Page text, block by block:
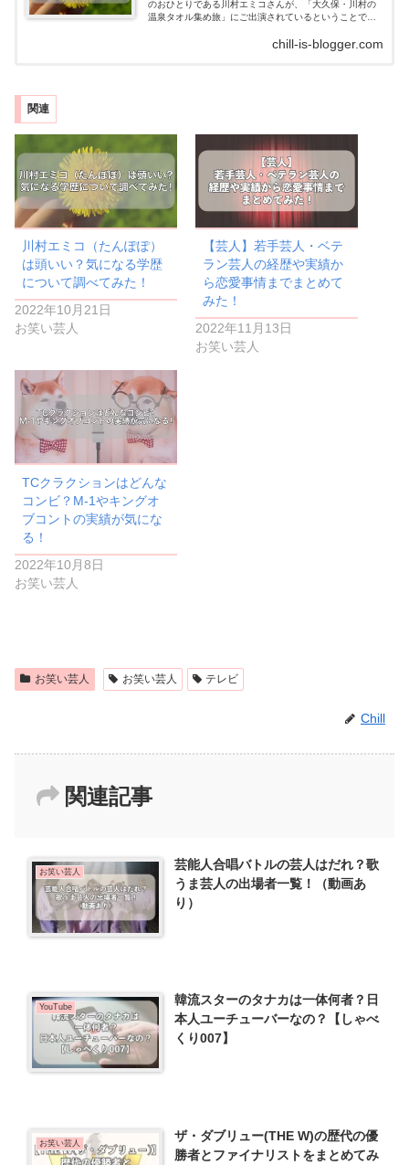
のおひとりである川村エミコさんが、「大久保・川村の
温泉タオル集め旅」にご出演されているということで、
イケ」でレギュラーになってから、いろいろ...
chill-is-blogger.com
関連
川村エミコ（たんぽぽ）
は頭いい？気になる学歴
について調べてみた！
2022年10月21日
お笑い芸人
【芸人】若手芸人・ベテ
ラン芸人の経歴や実績か
ら恋愛事情までまとめて
みた！
2022年11月13日
お笑い芸人
TCクラクションはどんな
コンビ？M-1やキングオ
ブコントの実績が気にな
る！
2022年10月8日
お笑い芸人
お笑い芸人 お笑い芸人 テレビ
Chill
関連記事
お笑い芸人
芸能人合唱バトルの芸人はだれ？歌
うま芸人の出場者一覧！（動画あ
り）
YouTube
韓流スターのタナカは一体何者？日
本人ユーチューバーなの？【しゃべ
くり007】
お笑い芸人
ザ・ダブリュー(THE W)の歴代の優
勝者とファイナリストをまとめてみ